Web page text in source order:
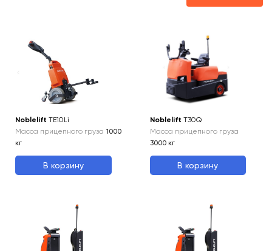
Noblelift TE10Li
Масса прицепного груза 1000
кг
В корзину
Noblelift T30Q
Масса прицепного груза
3000кг
В корзину